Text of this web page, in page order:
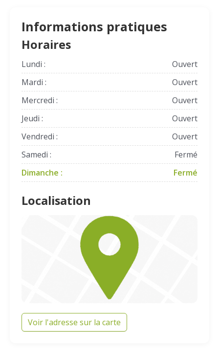
Informations pratiques
Horaires
Lundi :
Ouvert
Mardi :
Ouvert
Mercredi :
Ouvert
Jeudi :
Ouvert
Vendredi :
Ouvert
Samedi :
Fermé
Dimanche :
Fermé
Localisation
Voir l'adresse sur la carte